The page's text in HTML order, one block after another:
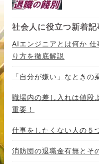
社会人に役立つ新着記
AIエンジニアとは何か 仕
り方を徹底解説
「自分が嫌い」なときの
職場内の差し入れは値段
重要！
仕事をしたくない人の５
消防団の退職金有無とそ